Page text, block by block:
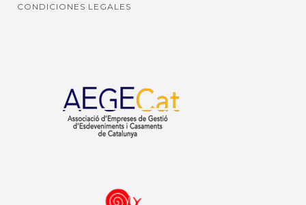
CONDICIONES LEGALES